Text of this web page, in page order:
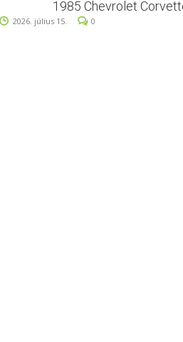
1985 Chevrolet
2026. július 15. 0